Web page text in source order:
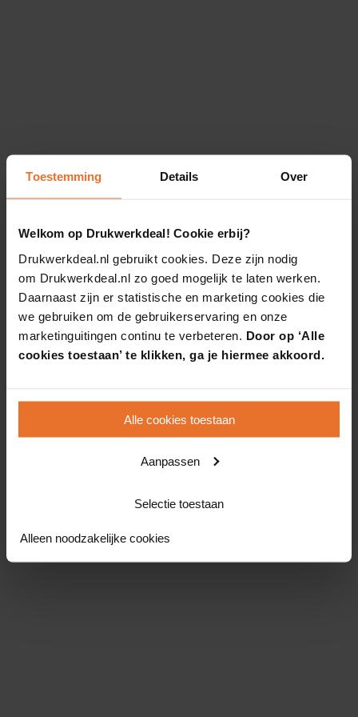
Toestemming Details Over
Welkom op Drukwerkdeal! Cookie erbij?
Drukwerkdeal.nl gebruikt cookies. Deze zijn nodig
om Drukwerkdeal.nl zo goed mogelijk te laten werken.
Daarnaast zijn er statistische en marketing cookies die
we gebruiken om de gebruikerservaring en onze
marketinguitingen continu te verbeteren. Door op ‘Alle
cookies toestaan’ te klikken, ga je hiermee akkoord.
Alle cookies toestaan
Aanpassen
Selectie toestaan
Alleen noodzakelijke cookies